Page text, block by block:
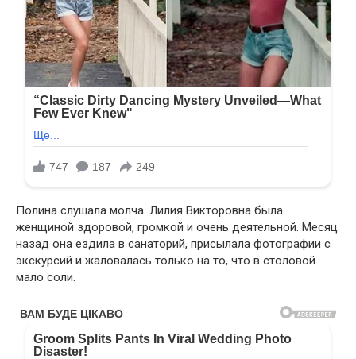
Полина слушала молча. Лилия Викторовна была
женщиной здоровой, громкой и очень деятельной. Месяц
назад она ездила в санаторий, присылала фотографии с
экскурсий и жаловалась только на то, что в столовой
мало соли.